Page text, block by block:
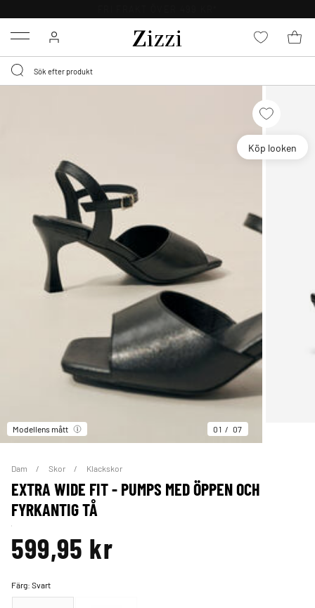
Menu
Köp looken
Modellens mått 01 07
Dam Skor Klackskor
EXTRA WIDE FIT - PUMPS MED ÖPPEN OCH
FYRKANTIG TÅ
599,95 kr
Färg:Svart